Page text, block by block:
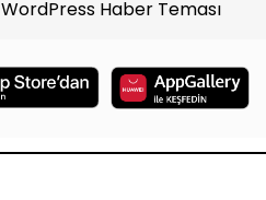
WordPress Haber Teması